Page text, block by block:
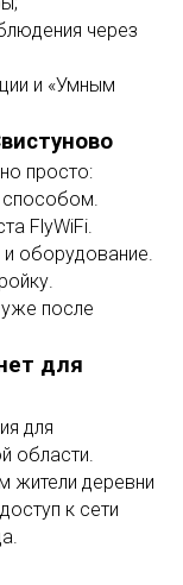
через
и «Умным
просто:
способом.
FlyWiFi.
оборудование.
уже после
для
для
области.
жители деревни
к сети